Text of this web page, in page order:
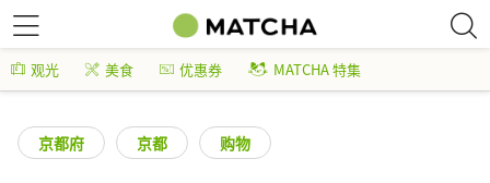
观光 美食 优惠券 MATCHA 特集
京都府 京都 购物